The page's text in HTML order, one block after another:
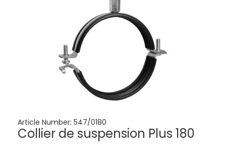
Article Number: 547/0180
Collier de suspension Plus 180